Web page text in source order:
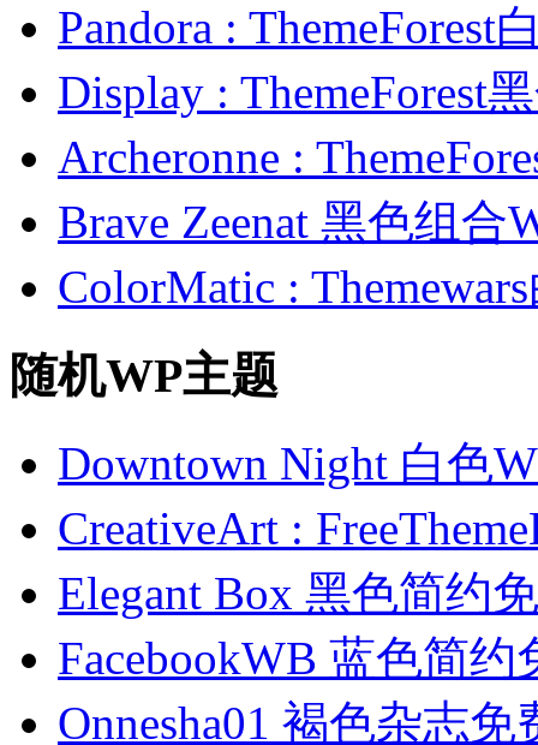
Pandora : ThemeForest
Display : ThemeForest
Archeronne :
Brave Zeenat 黑色组合
ColorMatic :
随机WP主题
Downtown Night 白色
CreativeArt :
Elegant Box 黑色简约
FacebookWB 蓝色简约
Onnesha01 褐色杂志免